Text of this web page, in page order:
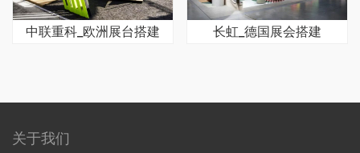
中联重科_欧洲展台搭建 长虹_德国展会搭建
关于我们